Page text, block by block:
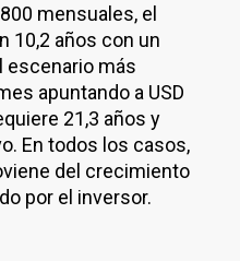
mensuales, el
10,2 años con un
escenario más
apuntando a USD
21,3 años y
En todos los casos,
del crecimiento
por el inversor.